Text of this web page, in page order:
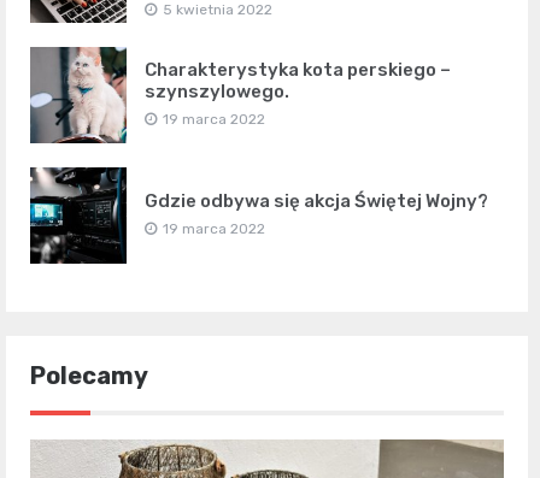
5 kwietnia 2022
Charakterystyka kota perskiego –
szynszylowego.
19 marca 2022
Gdzie odbywa się akcja Świętej Wojny?
19 marca 2022
Polecamy